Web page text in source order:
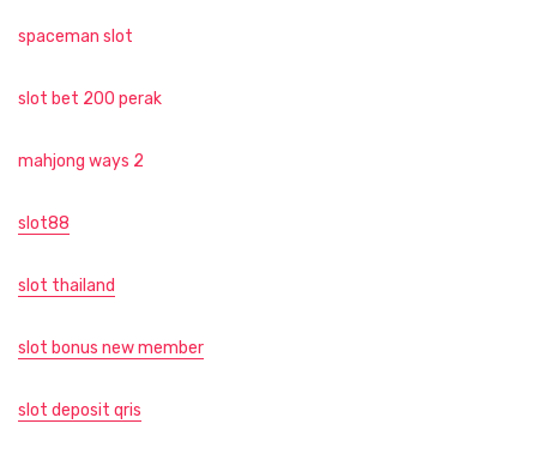
spaceman slot
slot bet 200 perak
mahjong ways 2
slot88
slot thailand
slot bonus new member
slot deposit qris